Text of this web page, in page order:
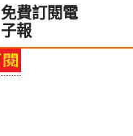
免費訂閱電
子報